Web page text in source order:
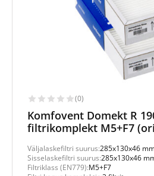
(0)
Komfovent Domekt R
filtrikomplekt M5+F7
Väljalaskefiltri suurus:285x130x46
Sisselaskefiltri suurus:285x130x46
Filtriklass (EN779):M5+F7